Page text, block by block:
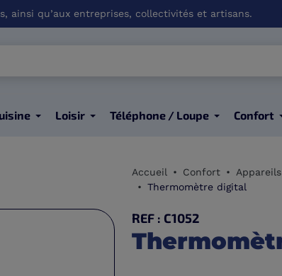
ainsi qu’aux entreprises, collectivités et artisans.
Loisir Téléphone / Loupe Confort
Accueil Confort
Thermomètre digital
REF : C1052